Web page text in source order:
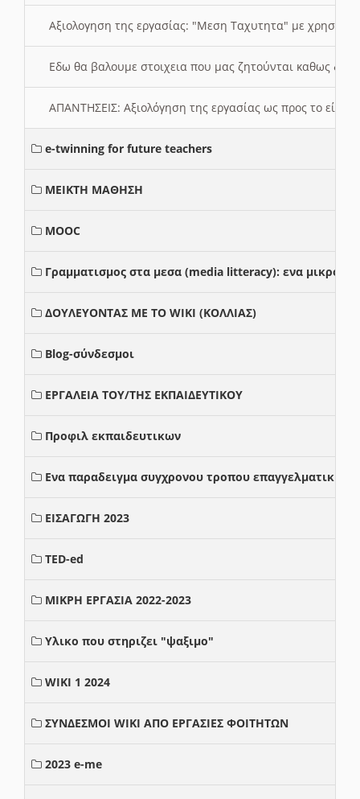
Αξιολογηση της εργασίας: "Μεση Ταχυτητα" με χρηση
Εδω θα βαλουμε στοιχεια που μας ζητούνται καθως
ΑΠΑΝΤΗΣΕΙΣ: Αξιολόγηση της εργασίας ως προς το
e-twinning for future teachers
ΜΕΙΚΤΗ ΜΑΘΗΣΗ
MOOC
Γραμματισμος στα μεσα (media litteracy): ενα μικρο
ΔΟΥΛΕΥΟΝΤΑΣ ΜΕ ΤΟ WIKI (ΚΟΛΛΙΑΣ)
Blog-σύνδεσμοι
ΕΡΓΑΛΕΙΑ ΤΟΥ/ΤΗΣ ΕΚΠΑΙΔΕΥΤΙΚΟΥ
Προφιλ εκπαιδευτικων
Ενα παραδειγμα συγχρονου τροπου επαγγελματικης
ΕΙΣΑΓΩΓΗ 2023
TED-ed
ΜΙΚΡΗ ΕΡΓΑΣΙΑ 2022-2023
Υλικο που στηριζει "ψαξιμο"
WIKI 1 2024
ΣΥΝΔΕΣΜΟΙ WIKI ΑΠΟ ΕΡΓΑΣΙΕΣ ΦΟΙΤΗΤΩΝ
2023 e-me